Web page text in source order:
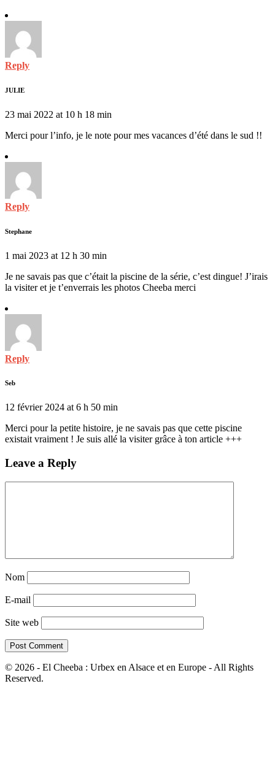
Reply
JULIE
23 mai 2022 at 10 h 18 min
Merci pour l’info, je le note pour mes vacances d’été dans le sud !!
Reply
Stephane
1 mai 2023 at 12 h 30 min
Je ne savais pas que c’était la piscine de la série, c’est dingue! J’irais
la visiter et je t’enverrais les photos Cheeba merci
Reply
Seb
12 février 2024 at 6 h 50 min
Merci pour la petite histoire, je ne savais pas que cette piscine
existait vraiment ! Je suis allé la visiter grâce à ton article +++
Leave a Reply
Nom
E-mail
Site web
© 2026 - El Cheeba : Urbex en Alsace et en Europe - All Rights
Reserved.